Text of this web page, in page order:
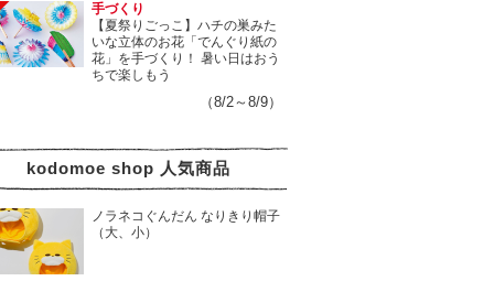
手づくり
【夏祭りごっこ】ハチの巣みた
いな立体のお花「でんぐり紙の
花」を手づくり！ 暑い日はおう
ちで楽しもう
（8/2～8/9）
kodomoe shop 人気商品
ノラネコぐんだん なりきり帽子
（大、小）